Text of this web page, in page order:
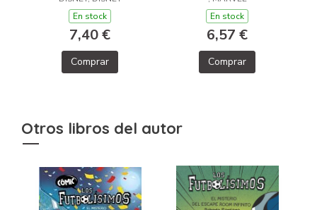
En stock
7,40 €
Comprar
En stock
6,57 €
Comprar
Otros libros del autor